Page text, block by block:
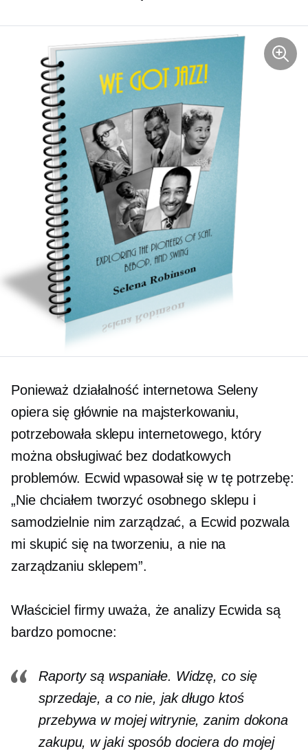
Ponieważ działalność internetowa Seleny
opiera się głównie na majsterkowaniu,
potrzebowała sklepu internetowego, który
można obsługiwać bez dodatkowych
problemów. Ecwid wpasował się w tę potrzebę:
„Nie chciałem tworzyć osobnego sklepu i
samodzielnie nim zarządzać, a Ecwid pozwala
mi skupić się na tworzeniu, a nie na
zarządzaniu sklepem”.
Właściciel firmy uważa, że ​​analizy Ecwida są
bardzo pomocne:
Raporty są wspaniałe. Widzę, co się
sprzedaje, a co nie, jak długo ktoś
przebywa w mojej witrynie, zanim dokona
zakupu, w jaki sposób dociera do mojej